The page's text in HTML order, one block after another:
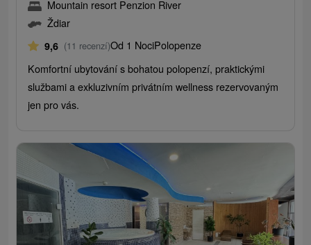
Mountain resort Penzion River
Ždiar
9,6 (11 recenzí)Od 1 NociPolopenze
Komfortní ubytování s bohatou polopenzí, praktickými
službami a exkluzivním privátním wellness rezervovaným
jen pro vás.